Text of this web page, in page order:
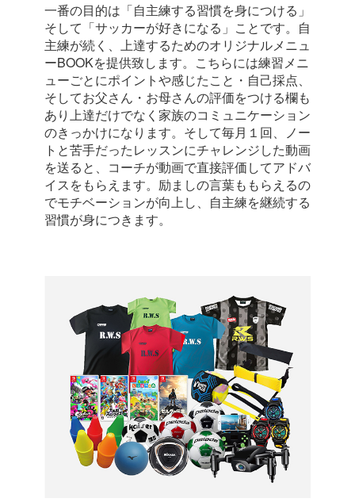
一番の目的は「自主練する習慣を身につける」
そして「サッカーが好きになる」ことです。自
主練が続く、上達するためのオリジナルメニュ
ーBOOKを提供致します。こちらには練習メニ
ューごとにポイントや感じたこと・自己採点、
そしてお父さん・お母さんの評価をつける欄も
あり上達だけでなく家族のコミュニケーション
のきっかけになります。そして毎月１回、ノー
トと苦手だったレッスンにチャレンジした動画
を送ると、コーチが動画で直接評価してアドバ
イスをもらえます。励ましの言葉ももらえるの
でモチベーションが向上し、自主練を継続する
習慣が身につきます。